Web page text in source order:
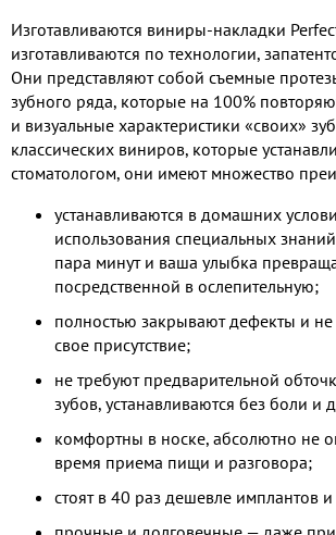
Изготавливаются виниры-накладки
изготавливаются по технологии,
Они представляют собой съемные
зубного ряда, которые на 100%
и визуальные характеристики «своих»
классических виниров, которые
стоматологом, они имеют множество
устанавливаются в домашних
использования специальных
пара минут и ваша улыбка
посредственной в ослепительную;
полностью закрывают дефекты и
свое присутствие;
не требуют предварительной
зубов, устанавливаются без боли и
комфортны в носке, абсолютно не
время приема пищи и разговора;
стоят в 40 раз дешевле имплантов